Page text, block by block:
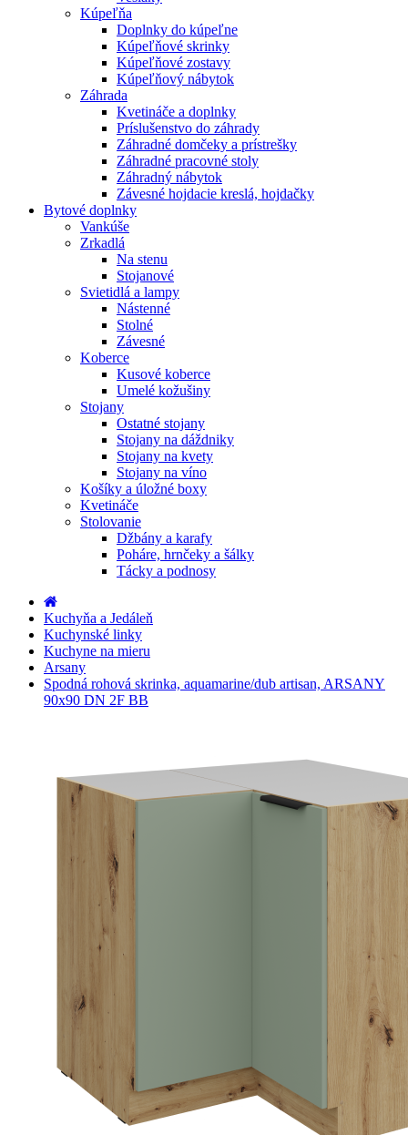
Kúpeľňa
Doplnky do kúpeľne
Kúpeľňové skrinky
Kúpeľňové zostavy
Kúpeľňový nábytok
Záhrada
Kvetináče a doplnky
Príslušenstvo do záhrady
Záhradné domčeky a prístrešky
Záhradné pracovné stoly
Záhradný nábytok
Závesné hojdacie kreslá, hojdačky
Bytové doplnky
Vankúše
Zrkadlá
Na stenu
Stojanové
Svietidlá a lampy
Nástenné
Stolné
Závesné
Koberce
Kusové koberce
Umelé kožušiny
Stojany
Ostatné stojany
Stojany na dáždniky
Stojany na kvety
Stojany na víno
Košíky a úložné boxy
Kvetináče
Stolovanie
Džbány a karafy
Poháre, hrnčeky a šálky
Tácky a podnosy
Kuchyňa a Jedáleň
Kuchynské linky
Kuchyne na mieru
Arsany
Spodná rohová skrinka, aquamarine/dub artisan, ARSANY
90x90 DN 2F BB